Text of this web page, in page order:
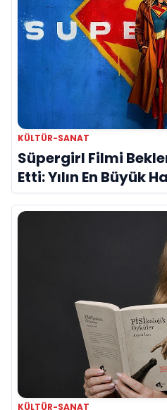
KÜLTÜR-SANAT
Süpergirl Filmi
Etti: Yılın En Büyük
Kırıklıklarından Biri
KÜLTÜR-SANAT